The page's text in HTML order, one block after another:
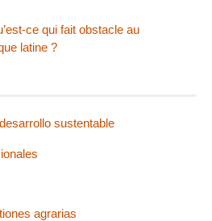
ce qui fait obstacle au
latine ?
sustentable
agrarias